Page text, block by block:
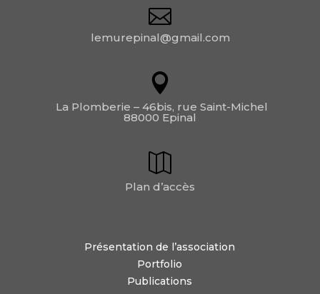
lemurepinal@gmail.com
La Plomberie – 46bis, rue Saint-Michel
88000 Epinal
Plan d’accès
Présentation de l’association
Portfolio
Publications